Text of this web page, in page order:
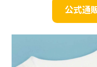
公式通